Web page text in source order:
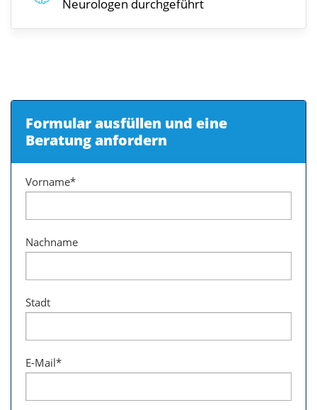
Neurologen durchgeführt
Formular ausfüllen und eine
Beratung anfordern
Vorname*
Nachname
Stadt
E-Mail*